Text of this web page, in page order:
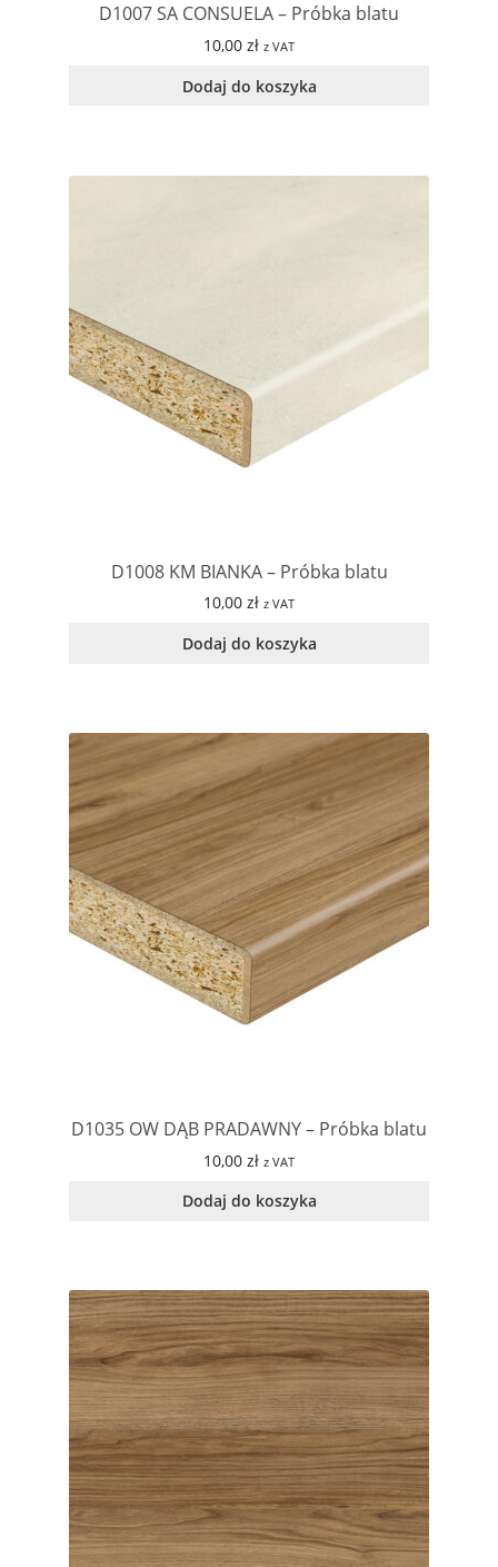
D1007 SA CONSUELA – Próbka blatu
10,00 zł z VAT
Dodaj do koszyka
D1008 KM BIANKA – Próbka blatu
10,00 zł z VAT
Dodaj do koszyka
D1035 OW DĄB PRADAWNY – Próbka blatu
10,00 zł z VAT
Dodaj do koszyka